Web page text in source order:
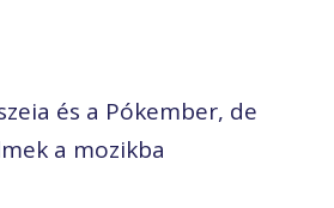
és a Pókember, de
a mozikba